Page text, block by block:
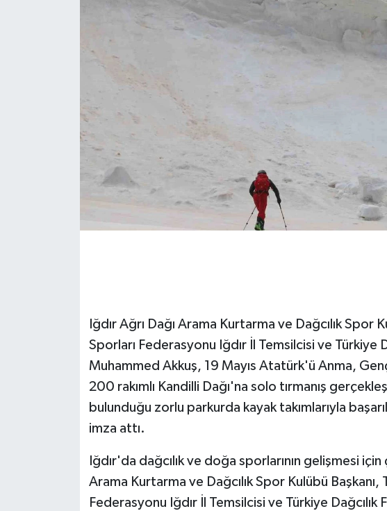
Iğdır Ağrı Dağı Arama Kurtarma ve Dağcılık Spor
Sporları Federasyonu Iğdır İl Temsilcisi ve Türkiye
Muhammed Akkuş, 19 Mayıs Atatürk'ü Anma,
200 rakımlı Kandilli Dağı'na solo tırmanış
bulunduğu zorlu parkurda kayak takımlarıyla
imza attı.
Iğdır'da dağcılık ve doğa sporlarının gelişmesi için
Arama Kurtarma ve Dağcılık Spor Kulübü Başkanı,
Federasyonu Iğdır İl Temsilcisi ve Türkiye
English News
Flaş Haber
GÜNDEM
İş Dünyası
Jandarma
KÜLTÜR SANAT